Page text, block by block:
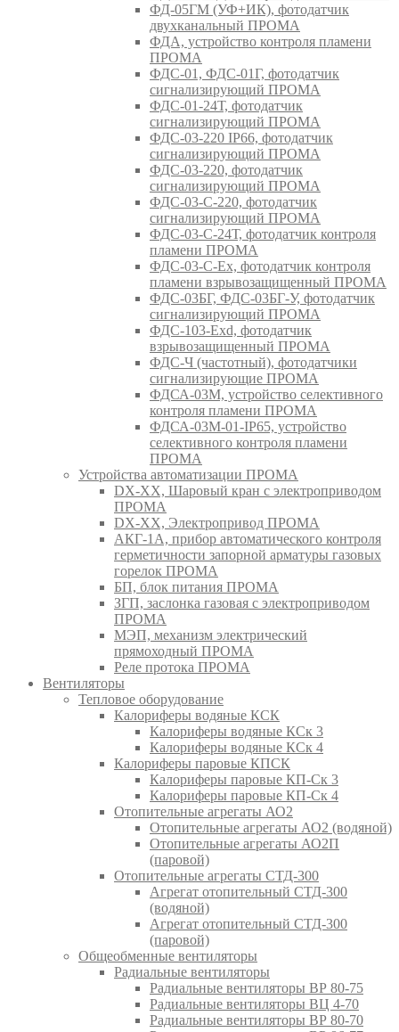
ФД-05ГМ (УФ+ИК), фотодатчик
двухканальный ПРОМА
ФДА, устройство контроля пламени
ПРОМА
ФДС-01, ФДС-01Г, фотодатчик
сигнализирующий ПРОМА
ФДС-01-24Т, фотодатчик
сигнализирующий ПРОМА
ФДС-03-220 IP66, фотодатчик
сигнализирующий ПРОМА
ФДС-03-220, фотодатчик
сигнализирующий ПРОМА
ФДС-03-С-220, фотодатчик
сигнализирующий ПРОМА
ФДС-03-С-24Т, фотодатчик контроля
пламени ПРОМА
ФДС-03-С-Ex, фотодатчик контроля
пламени взрывозащищенный ПРОМА
ФДС-03БГ, ФДС-03БГ-У, фотодатчик
сигнализирующий ПРОМА
ФДС-103-Ехd, фотодатчик
взрывозащищенный ПРОМА
ФДС-Ч (частотный), фотодатчики
сигнализирующие ПРОМА
ФДСА-03М, устройство селективного
контроля пламени ПРОМА
ФДСА-03М-01-IP65, устройство
селективного контроля пламени
ПРОМА
Устройства автоматизации ПРОМА
DX-XX, Шаровый кран c электроприводом
ПРОМА
DX-XX, Электропривод ПРОМА
АКГ-1А, прибор автоматического контроля
герметичности запорной арматуры газовых
горелок ПРОМА
БП, блок питания ПРОМА
ЗГП, заслонка газовая с электроприводом
ПРОМА
МЭП, механизм электрический
прямоходный ПРОМА
Реле протока ПРОМА
Вентиляторы
Тепловое оборудование
Калориферы водяные КСК
Калориферы водяные КСк 3
Калориферы водяные КСк 4
Калориферы паровые КПСК
Калориферы паровые КП-Ск 3
Калориферы паровые КП-Ск 4
Отопительные агрегаты АО2
Отопительные агрегаты АО2 (водяной)
Отопительные агрегаты АО2П
(паровой)
Отопительные агрегаты СТД-300
Агрегат отопительный СТД-300
(водяной)
Агрегат отопительный СТД-300
(паровой)
Общеобменные вентиляторы
Радиальные вентиляторы
Радиальные вентиляторы ВР 80-75
Радиальные вентиляторы ВЦ 4-70
Радиальные вентиляторы ВР 80-70